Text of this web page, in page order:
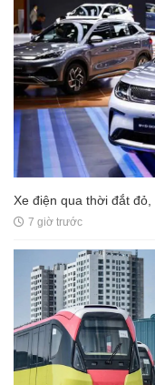
Xe điện qua thời đắt
7 giờ trước